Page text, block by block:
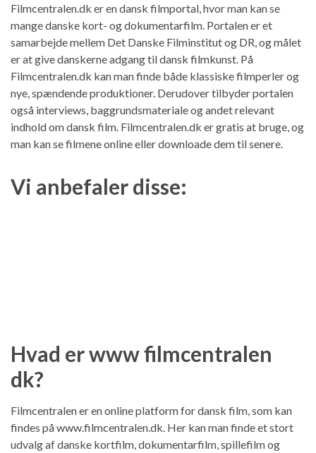
Filmcentralen.dk er en dansk filmportal, hvor man kan se
mange danske kort- og dokumentarfilm. Portalen er et
samarbejde mellem Det Danske Filminstitut og DR, og målet
er at give danskerne adgang til dansk filmkunst. På
Filmcentralen.dk kan man finde både klassiske filmperler og
nye, spændende produktioner. Derudover tilbyder portalen
også interviews, baggrundsmateriale og andet relevant
indhold om dansk film. Filmcentralen.dk er gratis at bruge, og
man kan se filmene online eller downloade dem til senere.
Vi anbefaler disse:
Hvad er www filmcentralen
dk?
Filmcentralen er en online platform for dansk film, som kan
findes på www.filmcentralen.dk. Her kan man finde et stort
udvalg af danske kortfilm, dokumentarfilm, spillefilm og